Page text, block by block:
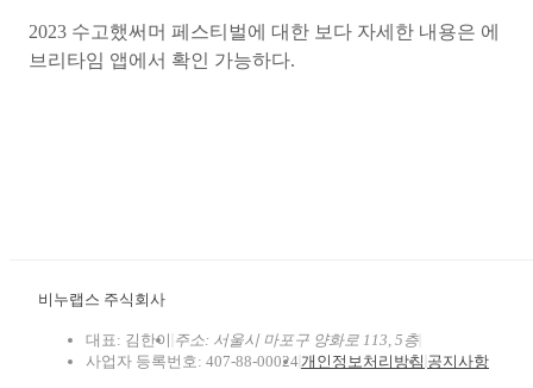
2023 수고했써머 페스티벌에 대한 보다 자세한 내용은 에
브리타임 앱에서 확인 가능하다.
비누랩스 주식회사
대표: 김한이 주소: 서울시 마포구 양화로 113, 5층
사업자 등록번호: 407-88-00024개인정보처리방침 공지사항